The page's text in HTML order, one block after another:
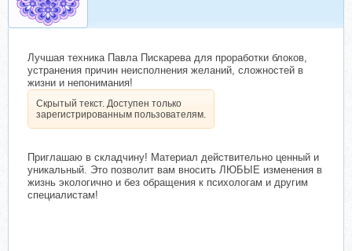
Лучшая техника Павла Пискарева для проработки блоков,
устранения причин неисполнения желаний, сложностей в
жизни и непонимания!
Скрытый текст. Доступен только
зарегистрированным пользователям.
Приглашаю в складчину! Материал действительно ценный и
уникальный. Это позволит вам вносить ЛЮБЫЕ изменения в
жизнь экологично и без обращения к психологам и другим
специалистам!